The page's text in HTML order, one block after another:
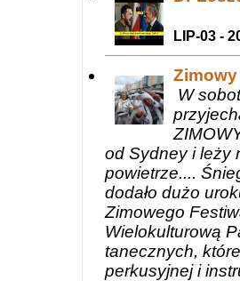
LIP-03 -
W
od Sydney i leży
powietrze....
dodało dużo
Zimowego
Wielokulturową
tanecznych,
perkusyjnej i